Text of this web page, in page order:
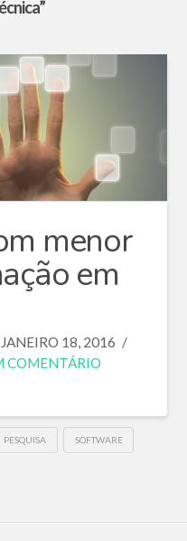
menor
em
18, 2016
COMENTÁRIO
PESQUISA SOFTWARE